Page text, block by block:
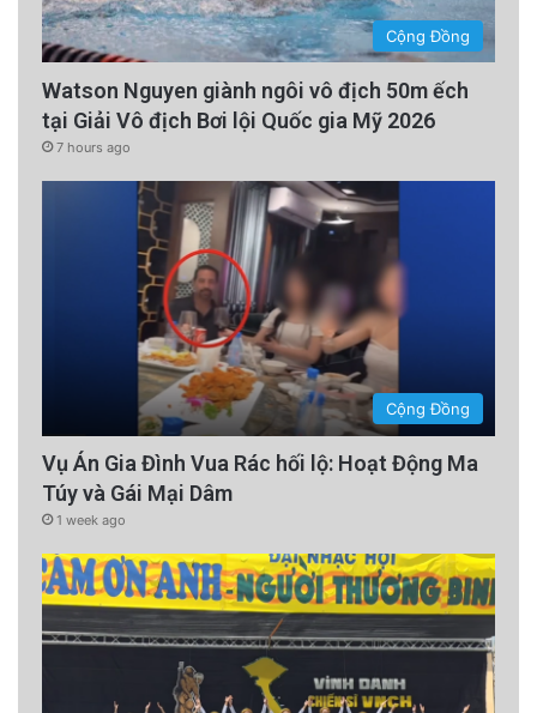
Cộng Đồng
Watson Nguyen giành ngôi vô địch 50m ếch
tại Giải Vô địch Bơi lội Quốc gia Mỹ 2026
7 hours ago
Cộng Đồng
Vụ Án Gia Đình Vua Rác hối lộ: Hoạt Động Ma
Túy và Gái Mại Dâm
1 week ago